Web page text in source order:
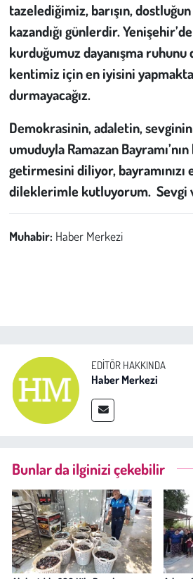
tazelediğimiz, barışın,
kazandığı günlerdir.
kurduğumuz dayanışma ruhunu
kentimiz için en iyisini
durmayacağız.
Demokrasinin, adaletin,
umuduyla Ramazan
getirmesini diliyor, bayramınızı
dileklerimle kutluyorum. Sevgi
Muhabir: Haber Merkezi
EDITÖR HAKKINDA
Haber Merkezi
Bunlar da ilginizi çekebilir